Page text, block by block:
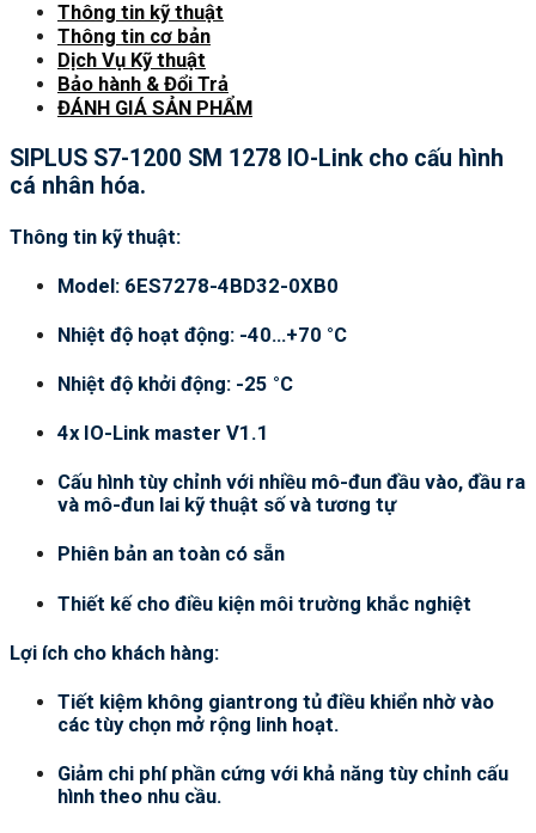
Thông tin kỹ thuật
Thông tin cơ bản
Dịch Vụ Kỹ thuật
Bảo hành & Đổi Trả
ĐÁNH GIÁ SẢN PHẨM
SIPLUS S7-1200 SM 1278 IO-Link cho cấu hình
cá nhân hóa.
Thông tin kỹ thuật:
Model: 6ES7278-4BD32-0XB0
Nhiệt độ hoạt động: -40…+70 °C
Nhiệt độ khởi động: -25 °C
4x IO-Link master V1.1
Cấu hình tùy chỉnh với nhiều mô-đun đầu vào, đầu ra
và mô-đun lai kỹ thuật số và tương tự
Phiên bản an toàn có sẵn
Thiết kế cho điều kiện môi trường khắc nghiệt
Lợi ích cho khách hàng:
Tiết kiệm không giantrong tủ điều khiển nhờ vào
các tùy chọn mở rộng linh hoạt.
Giảm chi phí phần cứng với khả năng tùy chỉnh cấu
hình theo nhu cầu.